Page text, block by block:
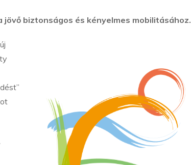
biztonságos és kényelmes mobilitásához.